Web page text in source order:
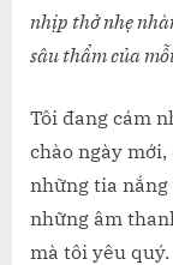
nhịp thở nhẹ
sâu thẩm của
Tôi đang cám
chào ngày
những tia nắng
những âm
mà tôi yêu quý.